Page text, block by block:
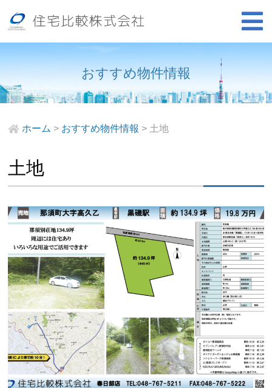
おすすめ物件情報
ホーム > おすすめ物件情報 > 土地
土地